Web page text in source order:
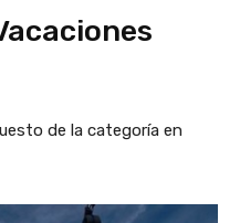
de la categoría en